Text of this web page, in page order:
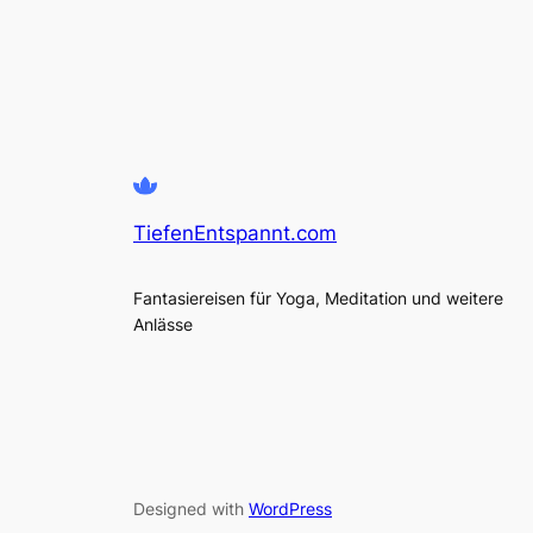
TiefenEntspannt.com
Fantasiereisen für Yoga, Meditation und weitere
Anlässe
Designed with WordPress